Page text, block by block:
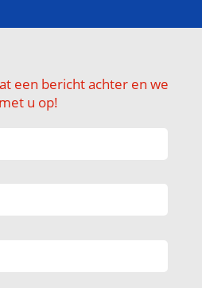
een bericht achter en we
u op!